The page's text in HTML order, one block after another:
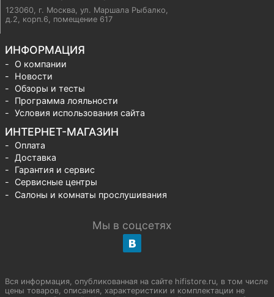
123060, г. Москва, ул. Маршала Рыбалко,
д.2, корп.6, помещение 617
ИНФОРМАЦИЯ
О компании
Новости
Обзоры и тесты
Программа лояльности
Условия использования сайта
ИНТЕРНЕТ-МАГАЗИН
Оплата
Доставка
Гарантия и сервис
Сервисные центры
Салоны и комнаты прослушивания
Мы в соцсетях
Вся информация, опубликованная на сайте hifistore.ru, в том числе
цены товаров, описания, характеристики и комплектации не